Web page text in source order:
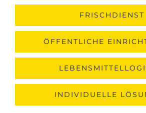
FRISCHDIENST
ÖFFENTLICHE
INDIVIDUELLE